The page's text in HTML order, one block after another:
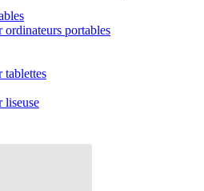
ordinateurs portables
tablettes
liseuse